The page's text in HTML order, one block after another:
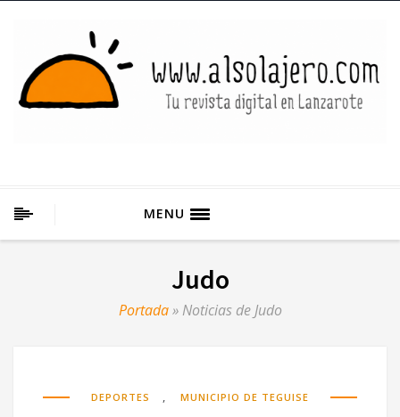
MENU
Judo
Portada» Noticias de Judo
DEPORTES , MUNICIPIO DE TEGUISE